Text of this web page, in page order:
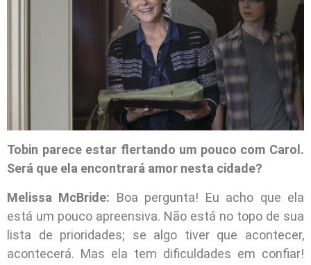
Tobin parece estar flertando um pouco com Carol.
Será que ela encontrará amor nesta cidade?
Melissa McBride: Boa pergunta! Eu acho que ela
está um pouco apreensiva. Não está no topo de sua
lista de prioridades; se algo tiver que acontecer,
acontecerá. Mas ela tem dificuldades em confiar!